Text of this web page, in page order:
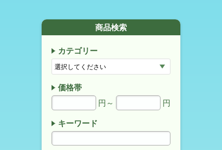
商品検索
カテゴリー
価格帯
円～
円
キーワード